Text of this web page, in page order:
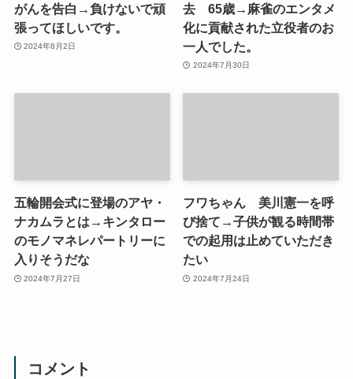
がんを告白→負けないで頑
張ってほしいです。
2024年8月2日
去 65歳→麻雀のエンタメ
化に貢献された立役者のお
一人でした。
2024年7月30日
五輪開会式に登場のアヤ・
ナカムラとは→キンタロー
のモノマネレパートリーに
入りそうだな
2024年7月27日
フワちゃん 美川憲一を呼
び捨て→子供が観る時間帯
での起用は止めていただき
たい
2024年7月24日
コメント